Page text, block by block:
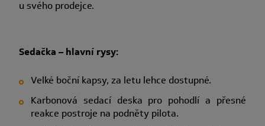
u svého prodejce.
Sedačka – hlavní rysy:
Velké boční kapsy, za letu lehce dostupné.
Karbonová sedací deska pro pohodlí a přesné
reakce postroje na podněty pilota.